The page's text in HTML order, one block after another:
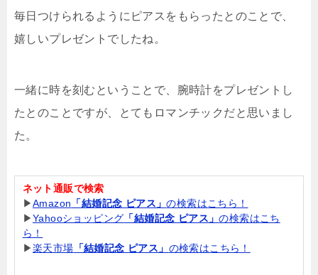
毎日つけられるようにピアスをもらったとのことで、
嬉しいプレゼントでしたね。
一緒に時を刻むということで、腕時計をプレゼントし
たとのことですが、とてもロマンチックだと思いまし
た。
ネット通販で検索
▶Amazon 「結婚記念 ピアス」の検索はこちら！
▶Yahooショッピング 「結婚記念 ピアス」の検索はこち
ら！
▶楽天市場 「結婚記念 ピアス」 の検索はこちら！